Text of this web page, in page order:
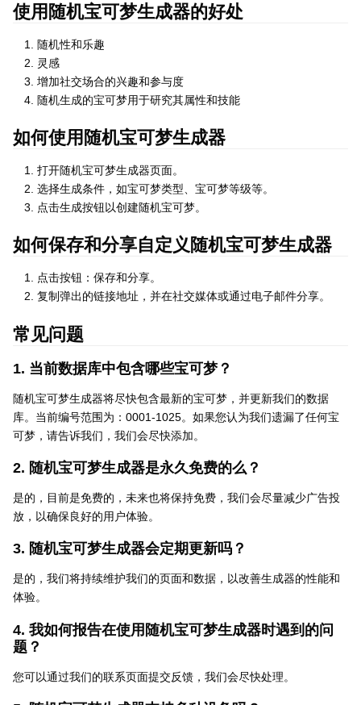
使用随机宝可梦生成器的好处
随机性和乐趣
灵感
增加社交场合的兴趣和参与度
随机生成的宝可梦用于研究其属性和技能
如何使用随机宝可梦生成器
打开随机宝可梦生成器页面。
选择生成条件，如宝可梦类型、宝可梦等级等。
点击生成按钮以创建随机宝可梦。
如何保存和分享自定义随机宝可梦生成器
点击按钮：保存和分享。
复制弹出的链接地址，并在社交媒体或通过电子邮件分享。
常见问题
1. 当前数据库中包含哪些宝可梦？
随机宝可梦生成器将尽快包含最新的宝可梦，并更新我们的数据
库。当前编号范围为：0001-1025。如果您认为我们遗漏了任何宝
可梦，请告诉我们，我们会尽快添加。
2. 随机宝可梦生成器是永久免费的么？
是的，目前是免费的，未来也将保持免费，我们会尽量减少广告投
放，以确保良好的用户体验。
3. 随机宝可梦生成器会定期更新吗？
是的，我们将持续维护我们的页面和数据，以改善生成器的性能和
体验。
4. 我如何报告在使用随机宝可梦生成器时遇到的问
题？
您可以通过我们的联系页面提交反馈，我们会尽快处理。